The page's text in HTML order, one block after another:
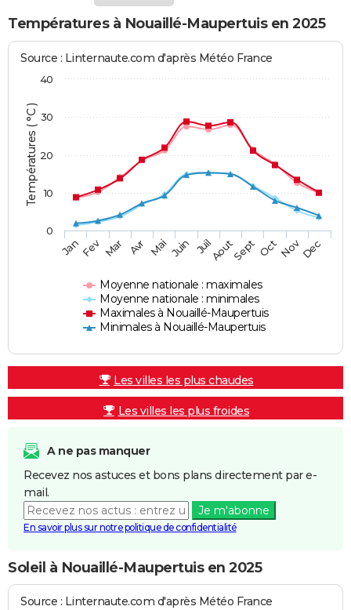
Températures à Nouaillé-Maupertuis en 2025
Températures ( °C )
Source : Linternaute.com d'après Météo France
Moyenne nationale : maximales
Moyenne nationale : minimales
Maximales à Nouaillé-Maupertuis
Minimales à Nouaillé-Maupertuis
JanFev Mar Avr Mai Juin JuilAoutSept OctNovDec
0
10
20
30
40
Les villes les plus chaudes
Les villes les plus froides
A ne pas manquer
Recevez nos astuces et bons plans directement par e-
mail.
Je m'abonne
En savoir plus sur notre politique de confidentialité
Soleil à Nouaillé-Maupertuis en 2025
Source : Linternaute.com d'après Météo France